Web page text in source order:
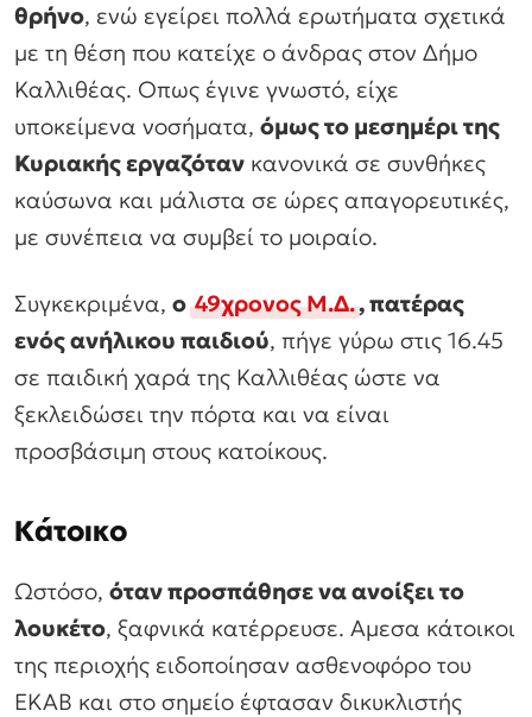
θρήνο, ενώ εγείρει πολλά ερωτήματα σχετικά
με τη θέση που κατείχε ο άνδρας στον Δήμο
Καλλιθέας. Οπως έγινε γνωστό, είχε
υποκείμενα νοσήματα, όμως το μεσημέρι της
Κυριακής εργαζόταν κανονικά σε συνθήκες
καύσωνα και μάλιστα σε ώρες απαγορευτικές,
με συνέπεια να συμβεί το μοιραίο.
Συγκεκριμένα, ο49χρονος Μ.Δ., πατέρας
ενός ανήλικου παιδιού, πήγε γύρω στις 16.45
σε παιδική χαρά της Καλλιθέας ώστε να
ξεκλειδώσει την πόρτα και να είναι
προσβάσιμη στους κατοίκους.
Κάτοικο
Ωστόσο, όταν προσπάθησε να ανοίξει το
λουκέτο, ξαφνικά κατέρρευσε. Αμεσα κάτοικοι
της περιοχής ειδοποίησαν ασθενοφόρο του
ΕΚΑΒ και στο σημείο έφτασαν δικυκλιστής